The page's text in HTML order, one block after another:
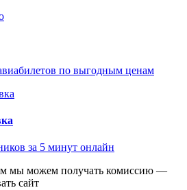
по выгодным ценам
за 5 минут онлайн
мы можем получать комиссию —
сайт